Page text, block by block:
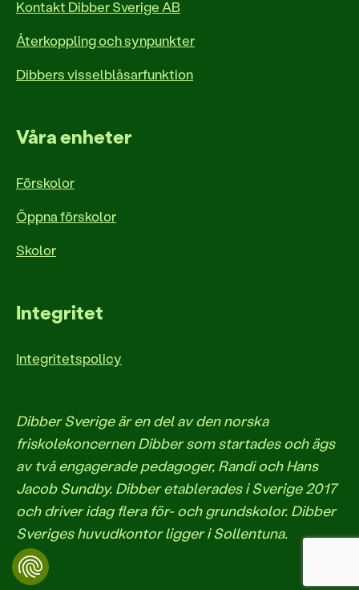
Kontakt Dibber Sverige AB
Återkoppling och synpunkter
Dibbers visselblåsarfunktion
Våra enheter
Förskolor
Öppna förskolor
Skolor
Integritet
Integritetspolicy
Dibber Sverige är en del av den norska
friskolekoncernen Dibber som startades och ägs
av två engagerade pedagoger, Randi och Hans
Jacob Sundby. Dibber etablerades i Sverige 2017
och driver idag flera för- och grundskolor. Dibber
Sveriges huvudkontor ligger i Sollentuna.